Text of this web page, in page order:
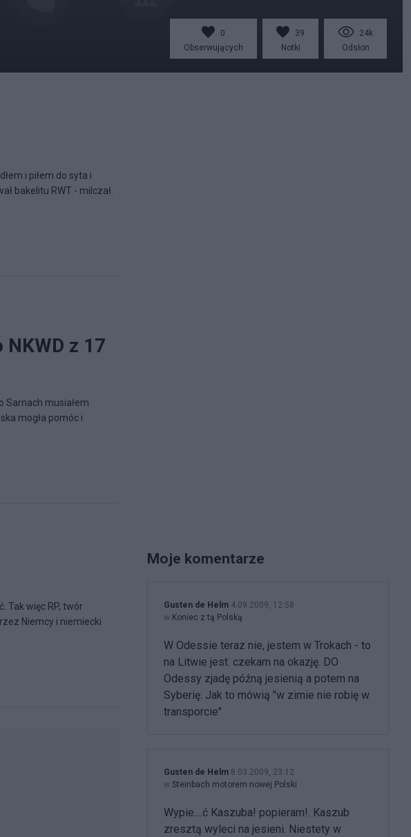
0
Obserwujących
39
Notki
24k
Odsłon
i piłem do syta i
bakelitu RWT - milczał.
z 17
Sarnach musiałem
mogła pomóc i
Tak więc RP, twór
Niemcy i niemiecki
Moje komentarze
Gusten de Helm 4.09.2009, 12:58
w Koniec z tą Polską
W Odessie teraz nie, jestem w Trokach - to
na Litwie jest. czekam na okazję. DO
Odessy zjadę późną jesienią a potem na
Syberię. Jak to mówią "w zimie nie robię w
transporcie"
Gusten de Helm 8.03.2009, 23:12
w Steinbach motorem nowej Polski
Wypie....ć Kaszuba! popieram!. Kaszub
zresztą wyleci na jesieni. Niestety w